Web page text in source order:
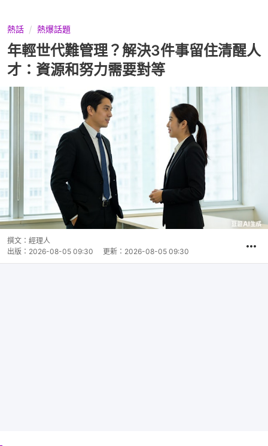
熱話 熱爆話題
年輕世代難管理？解決3件事留住清醒人
才：資源和努力需要對等
撰文： 經理人
出版： 2026-08-05 09:30 更新： 2026-08-05 09:30